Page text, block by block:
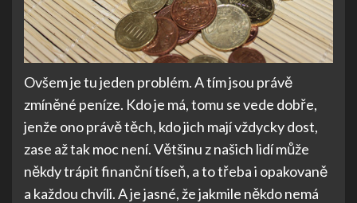
Ovšem je tu jeden problém. A tím jsou právě
zmíněné peníze. Kdo je má, tomu se vede dobře,
jenže ono právě těch, kdo jich mají vždycky dost,
zase až tak moc není. Většinu z našich lidí může
někdy trápit finanční tíseň, a to třeba i opakovaně
a každou chvíli. A je jasné, že jakmile někdo nemá